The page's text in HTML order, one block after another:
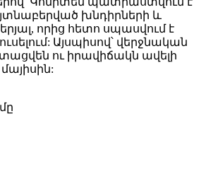
խնդիրների և
որից հետո սպասվում է
Այսպիսով՝ վերջնական
ու իրավիճակն ավելի